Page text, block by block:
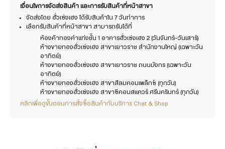
เงื่อนไขการจัดส่งสินค้า และการรับสินค้าที่หน้าสาขา
จัดส่งโดย ฮั่วเซ่งเฮง ได้รับสินค้าใน 7 วันทำการ
เลือกรับสินค้าที่หน้าสาขา สามารถรับได้ที่
ห้องค้าทองคำแท่งชั้น 1 อาคารฮั่วเซ่งเฮง 2 (วันจันทร์-วันเสาร์)
ห้างขายทองฮั่วเซ่งเฮง สาขาเยาวราช สำนักงานใหญ่ (เฉพาะวัน
อาทิตย์)
ห้างขายทองฮั่วเซ่งเฮง สาขาเยาวราช ถนนมังกร (เฉพาะวัน
อาทิตย์)
ห้างขายทองฮั่วเซ่งเฮง สาขาสีลมคอมเพล็กซ์ (ทุกวัน)
ห้างขายทองฮั่วเซ่งเฮง สาขาซีคอนสแควร์ ศรีนครินทร์ (ทุกวัน)
คลิกเพื่อดูขั้นตอนการสั่งซื้อสินค้ากับบริการ Chat & Shop